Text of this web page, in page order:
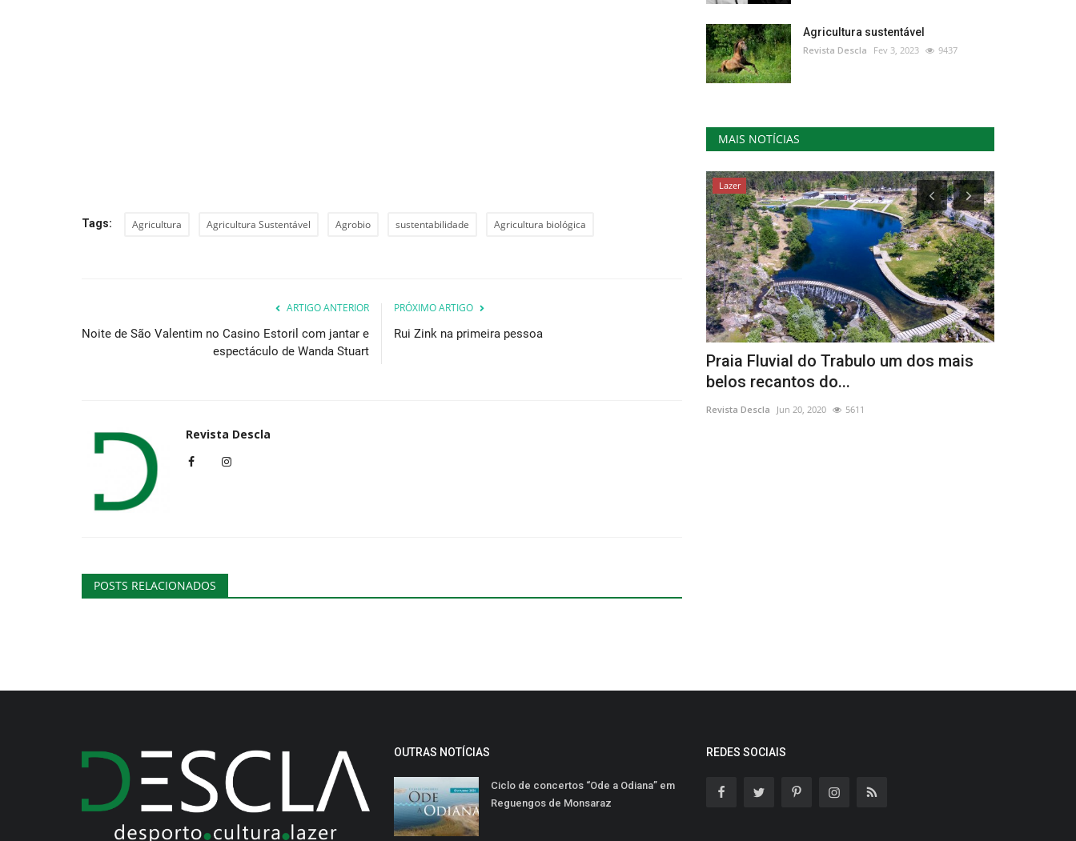
Tags: Agricultura Agricultura Sustentável Agrobio sustentabilidade Agricultura biológica
ARTIGO ANTERIOR
Noite de São Valentim no Casino Estoril com jantar e
espectáculo de Wanda Stuart
PRÓXIMO ARTIGO
Rui Zink na primeira pessoa
Revista Descla
POSTS RELACIONADOS
Agricultura sustentável
Revista Descla Fev 3, 2023 9437
MAIS NOTÍCIAS
Espectáculo com The Gift
Lazer
Praia Fluvial do Trabulo um dos mais
belos recantos do...
Revista Descla Jun 20, 2020 5611
OUTRAS NOTÍCIAS
Ciclo de concertos “Ode a Odiana” em
Reguengos de Monsaraz
REDES SOCIAIS